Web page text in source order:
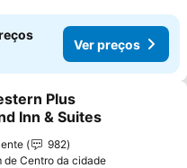
Ver preços
aos favoritos
Plus
Inn & Suites
982
de Centro da cidade